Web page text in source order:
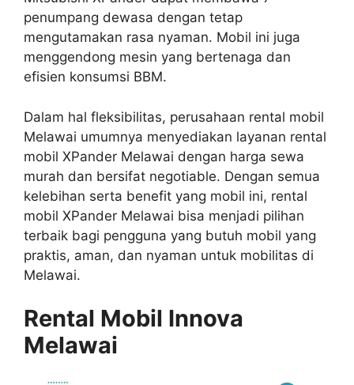
penumpang dewasa dengan tetap
mengutamakan rasa nyaman. Mobil ini juga
menggendong mesin yang bertenaga dan
efisien konsumsi BBM.
Dalam hal fleksibilitas, perusahaan rental mobil
Melawai umumnya menyediakan layanan rental
mobil XPander Melawai dengan harga sewa
murah dan bersifat negotiable. Dengan semua
kelebihan serta benefit yang mobil ini, rental
mobil XPander Melawai bisa menjadi pilihan
terbaik bagi pengguna yang butuh mobil yang
praktis, aman, dan nyaman untuk mobilitas di
Melawai.
Rental Mobil Innova
Melawai